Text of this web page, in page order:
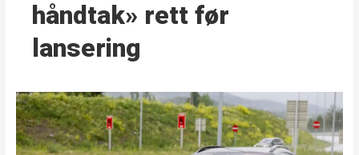
håndtak» rett før
lansering